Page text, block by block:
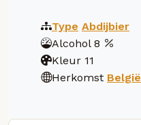
Type Abdijbier
Alcohol 8
Kleur 11
Herkomst België